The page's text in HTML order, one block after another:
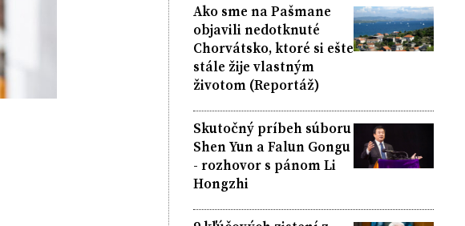
Ako sme na Pašmane
objavili nedotknuté
Chorvátsko, ktoré si ešte
stále žije vlastným
životom (Reportáž)
Skutočný príbeh súboru
Shen Yun a Falun Gongu
- rozhovor s pánom Li
Hongzhi